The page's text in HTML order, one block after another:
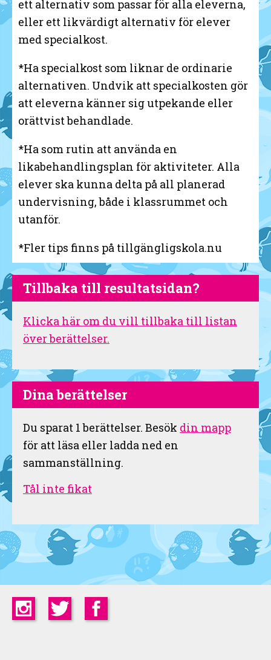
ett alternativ som passar för alla eleverna,
eller ett likvärdigt alternativ för elever
med specialkost.
*Ha specialkost som liknar de ordinarie
alternativen. Undvik att specialkosten gör
att eleverna känner sig utpekande eller
orättvist behandlade.
*Ha som rutin att använda en
likabehandlingsplan för aktiviteter. Alla
elever ska kunna delta på all planerad
undervisning, både i klassrummet och
utanför.
*Fler tips finns på tillgängligskola.nu
Tillbaka till resultatsidan?
Klicka här om du vill tillbaka till listan
över berättelser.
Dina berättelser
Du sparat 1berättelser. Besök din mapp
för att läsa eller ladda ned en
sammanställning.
Tål inte fikat
InstagramTwitter